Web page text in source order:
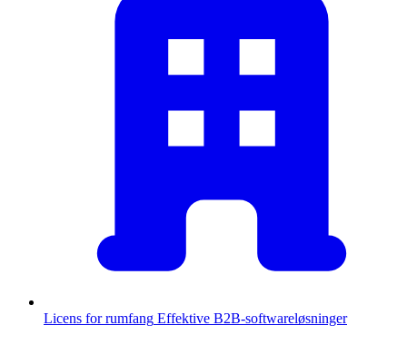
Licens for rumfang Effektive B2B-softwareløsninger